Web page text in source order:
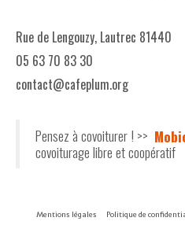
Rue de Lengouzy, Lautrec 81440
05 63 70 83 30
contact@cafeplum.org
Pensez à covoiturer ! >>
covoiturage libre et coopératif
Mentions légales Politique de